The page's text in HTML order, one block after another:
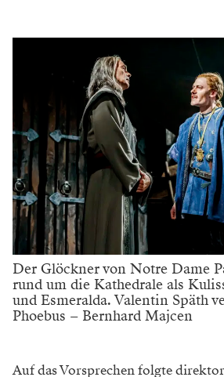
Der Glöckner von Notre Dame
rund um die Kathedrale als
und Esmeralda. Valentin Späth
Phoebus – Bernhard Majcen
Auf das Vorsprechen folgte